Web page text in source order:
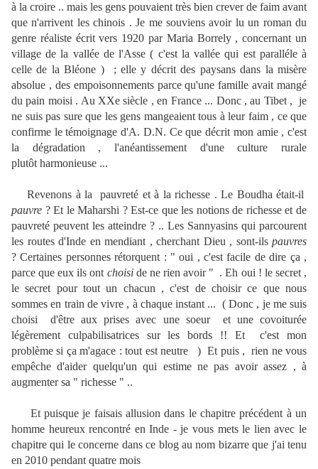
à la croire .. mais les gens pouvaient très bien crever de faim avant
que n'arrivent les chinois . Je me souviens avoir lu un roman du
genre réaliste écrit vers 1920 par Maria Borrely , concernant un
village de la vallée de l'Asse ( c'est la vallée qui est paralléle à
celle de la Bléone ) ; elle y décrit des paysans dans la misère
absolue , des empoisonnements parce qu'une famille avait mangé
du pain moisi . Au XXe siècle , en France ... Donc , au Tibet , je
ne suis pas sure que les gens mangeaient tous à leur faim , ce que
confirme le témoignage d'A. D.N. Ce que décrit mon amie , c'est
la dégradation , l'anéantissement d'une culture rurale
plutôt harmonieuse ...
Revenons à la pauvreté et à la richesse . Le Boudha était-il
pauvre ? Et le Maharshi ? Est-ce que les notions de richesse et de
pauvreté peuvent les atteindre ? .. Les Sannyasins qui parcourent
les routes d'Inde en mendiant , cherchant Dieu , sont-ils pauvres
? Certaines personnes rétorquent : " oui , c'est facile de dire ça ,
parce que eux ils ont choiside ne rien avoir " . Eh oui ! le secret ,
le secret pour tout un chacun , c'est de choisir ce que nous
sommes en train de vivre , à chaque instant ... ( Donc , je me suis
choisi d'être aux prises avec une soeur et une covoiturée
légèrement culpabilisatrices sur les bords !! Et c'est mon
problème si ça m'agace : tout est neutre ) Et puis , rien ne vous
empêche d'aider quelqu'un qui estime ne pas avoir assez , à
augmenter sa " richesse " ..
Et puisque je faisais allusion dans le chapitre précédent à un
homme heureux rencontré en Inde - je vous mets le lien avec le
chapitre qui le concerne dans ce blog au nom bizarre que j'ai tenu
en 2010 pendant quatre mois